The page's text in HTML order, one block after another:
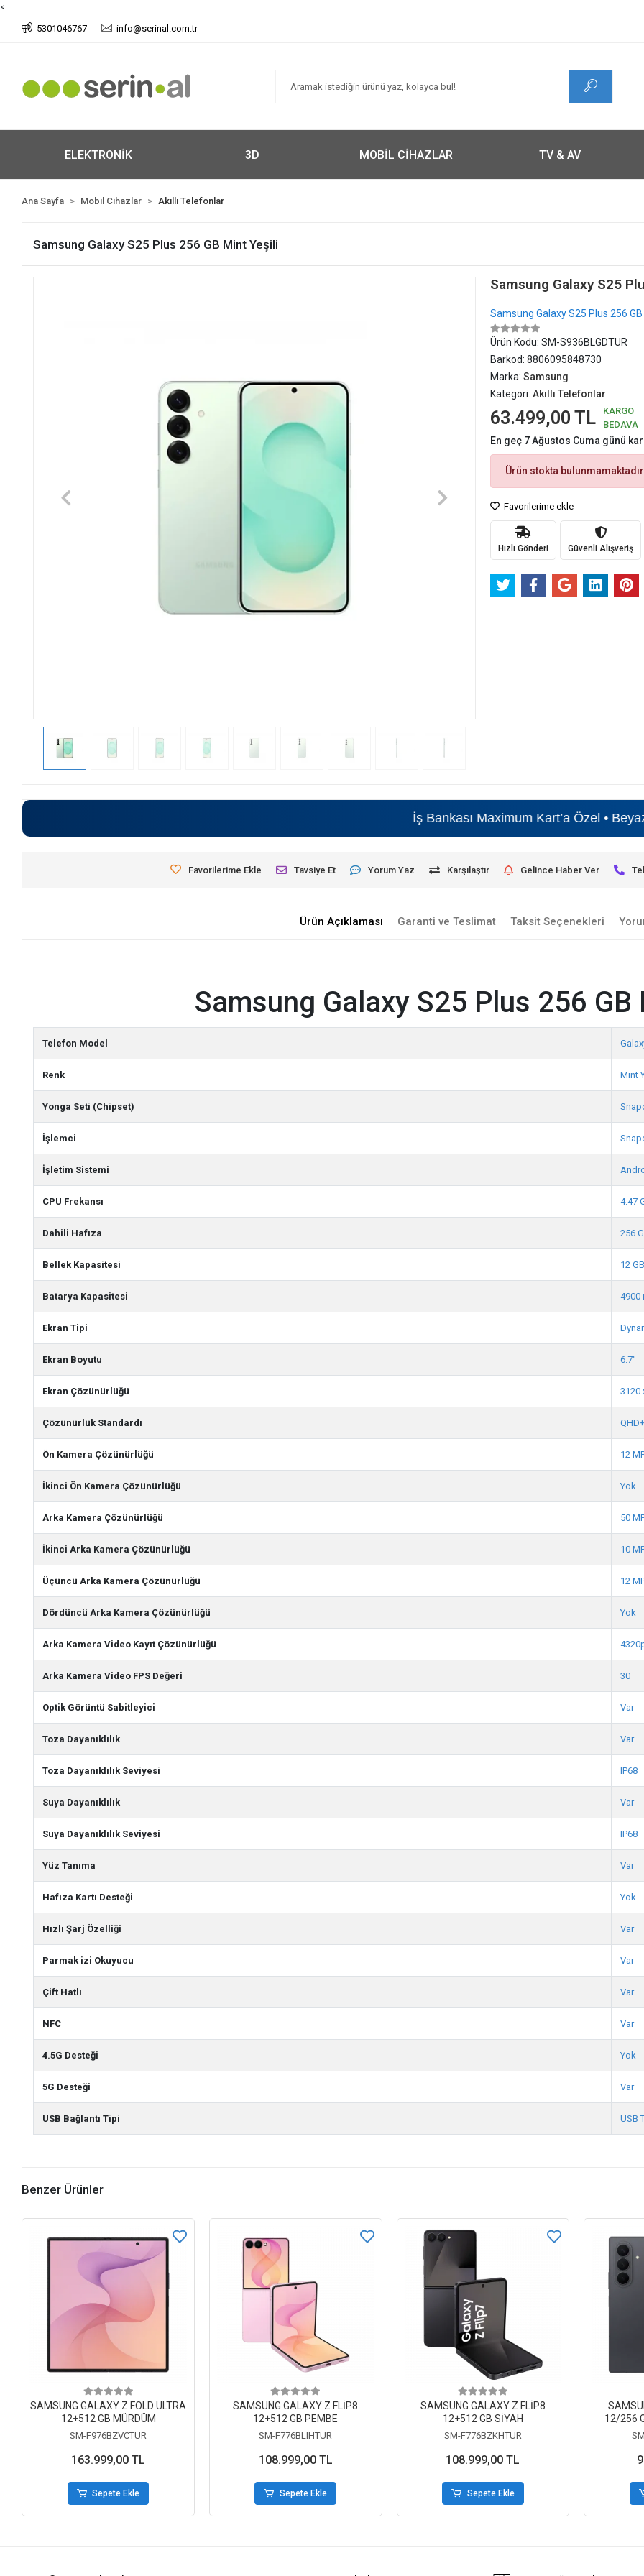
<
5301046767
info@serinal.com.tr
ELEKTRONİK 3D MOBİL CİHAZLAR TV & AV
Ana Sayfa Mobil Cihazlar Akıllı Telefonlar
Samsung Galaxy S25 Plus 256 GB Mint Yeşili
Samsung Galaxy S25
Samsung Galaxy S25 Plus 256
Ürün Kodu: SM-S936BLGDTUR
Barkod: 8806095848730
Marka: Samsung
Kategori: Akıllı Telefonlar
63.499,00 TL
KARGO
BEDAVA
En geç 7 Ağustos Cuma günü
Ürün stokta
Favorilerime ekle
Hızlı Gönderi Güvenli Alışveriş
İş Bankası Maximum Kart’a Özel • Beyaz Eşyada6
Favorilerime Ekle Tavsiye Et Yorum Yaz Karşılaştır Gelince Haber Ver
Ürün Açıklaması Garanti ve Teslimat Taksit Seçenekleri
Samsung Galaxy S25 Plus 256
Telefon Model
Renk Mint
Yonga Seti (Chipset)
İşlemci
İşletim Sistemi
CPU Frekansı 4.47
Dahili Hafıza 256
Bellek Kapasitesi 12
Batarya Kapasitesi 4900
Ekran Tipi
Ekran Boyutu 6.7"
Ekran Çözünürlüğü 3120
Çözünürlük Standardı
Ön Kamera Çözünürlüğü 12
İkinci Ön Kamera Çözünürlüğü Yok
Arka Kamera Çözünürlüğü 50
İkinci Arka Kamera Çözünürlüğü 10
Üçüncü Arka Kamera Çözünürlüğü 12
Dördüncü Arka Kamera Çözünürlüğü Yok
Arka Kamera Video Kayıt Çözünürlüğü
Arka Kamera Video FPS Değeri 30
Optik Görüntü Sabitleyici Var
Toza Dayanıklılık Var
Toza Dayanıklılık Seviyesi IP68
Suya Dayanıklılık Var
Suya Dayanıklılık Seviyesi IP68
Yüz Tanıma Var
Hafıza Kartı Desteği Yok
Hızlı Şarj Özelliği Var
Parmak izi Okuyucu Var
Çift Hatlı Var
NFC Var
4.5G Desteği Yok
5G Desteği Var
USB Bağlantı Tipi USB
Benzer Ürünler
SAMSUNG GALAXY Z FOLD ULTRA
12+512 GB MÜRDÜM
SM-F976BZVCTUR
163.999,00 TL
Sepete Ekle
SAMSUNG GALAXY Z FLİP8
12+512 GB PEMBE
SM-F776BLIHTUR
108.999,00 TL
Sepete Ekle
SAMSUNG GALAXY Z FLİP8
12+512 GB SİYAH
SM-F776BZKHTUR
108.999,00 TL
Sepete Ekle
12/256